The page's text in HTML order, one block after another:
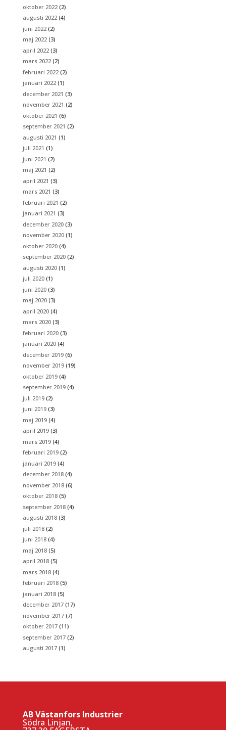
oktober 2022(2)
augusti 2022(4)
juni 2022(2)
maj 2022(3)
april 2022(3)
mars 2022(2)
februari 2022(2)
januari 2022(1)
december 2021 (3)
november 2021 (2)
oktober 2021 (6)
september 2021 (2)
augusti 2021 (1)
juli 2021 (1)
juni 2021 (2)
maj 2021 (2)
april 2021 (3)
mars 2021 (3)
februari 2021 (2)
januari 2021 (3)
december 2020(3)
november 2020(1)
oktober 2020(4)
september 2020(2)
augusti 2020(1)
juli 2020(1)
juni 2020(3)
maj 2020(3)
april 2020(4)
mars 2020(3)
februari 2020(3)
januari 2020(4)
december 2019(6)
november 2019(19)
oktober 2019(4)
september 2019(4)
juli 2019(2)
juni 2019(3)
maj 2019(4)
april 2019(3)
mars 2019(4)
februari 2019(2)
januari 2019(4)
december 2018(4)
november 2018(6)
oktober 2018(5)
september 2018(4)
augusti 2018(3)
juli 2018(2)
juni 2018(4)
maj 2018(5)
april 2018(5)
mars 2018(4)
februari 2018(5)
januari 2018(5)
december 2017(17)
november 2017(7)
oktober 2017(11)
september 2017(2)
augusti 2017(1)
AB Västanfors Industrier
Södra Linjan,